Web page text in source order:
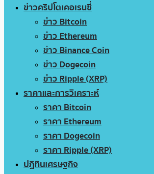
ข่าวคริปโตเคอเรนซี่
ข่าว Bitcoin
ข่าว Ethereum
ข่าว Binance Coin
ข่าว Dogecoin
ข่าว Ripple (XRP)
ราคาและการวิเคราะห์
ราคา Bitcoin
ราคา Ethereum
ราคา Dogecoin
ราคา Ripple (XRP)
ปฏิทินเศรษฐกิจ